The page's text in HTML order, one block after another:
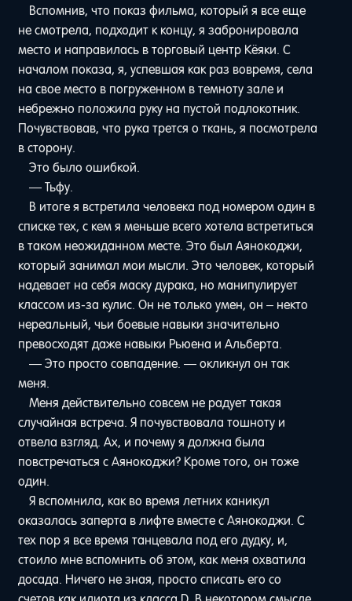
Вспомнив, что показ фильма, который я все еще
не смотрела, подходит к концу, я забронировала
место и направилась в торговый центр Кёяки. С
началом показа, я, успевшая как раз вовремя, села
на свое место в погруженном в темноту зале и
небрежно положила руку на пустой подлокотник.
Почувствовав, что рука трется о ткань, я посмотрела
в сторону.
Это было ошибкой.
— Тьфу.
В итоге я встретила человека под номером один в
списке тех, с кем я меньше всего хотела встретиться
в таком неожиданном месте. Это был Аянокоджи,
который занимал мои мысли. Это человек, который
надевает на себя маску дурака, но манипулирует
классом из-за кулис. Он не только умен, он – некто
нереальный, чьи боевые навыки значительно
превосходят даже навыки Рьюена и Альберта.
— Это просто совпадение. — окликнул он так
меня.
Меня действительно совсем не радует такая
случайная встреча. Я почувствовала тошноту и
отвела взгляд. Ах, и почему я должна была
повстречаться с Аянокоджи? Кроме того, он тоже
один.
Я вспомнила, как во время летних каникул
оказалась заперта в лифте вместе с Аянокоджи. С
тех пор я все время танцевала под его дудку, и,
стоило мне вспомнить об этом, как меня охватила
досада. Ничего не зная, просто списать его со